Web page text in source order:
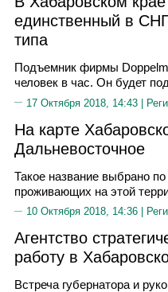
единственный в
типа
Подъемник фирмы
человек в час. Он будет
17 Октября 2018, 14:43 |
На карте
Дальневосточное
Такое название выбрано
проживающих на этой
10 Октября 2018, 14:36 |
Агентство
работу в
Встреча губернатора и